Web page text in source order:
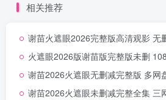
相关推荐
谢苗火遮眼2026完整版高清观影 无
火遮眼2026版谢苗版完整版未删
谢苗2026火遮眼无删减完整版 多网
谢苗2026火遮眼未删减完整全集 三